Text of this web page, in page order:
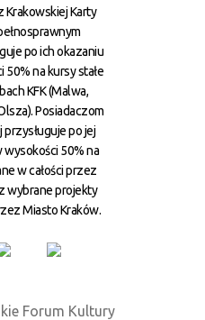
Krakowskiej Karty
po ich okazaniu
50% na kursy stałe
KFK (Malwa,
Posiadaczom
przysługuje po jej
wysokości 50% na
w całości przez
wybrane projekty
Miasto Kraków.
Forum Kultury